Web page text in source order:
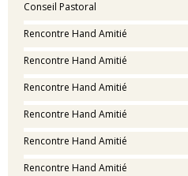
Conseil Pastoral
Rencontre Hand Amitié
Rencontre Hand Amitié
Rencontre Hand Amitié
Rencontre Hand Amitié
Rencontre Hand Amitié
Rencontre Hand Amitié